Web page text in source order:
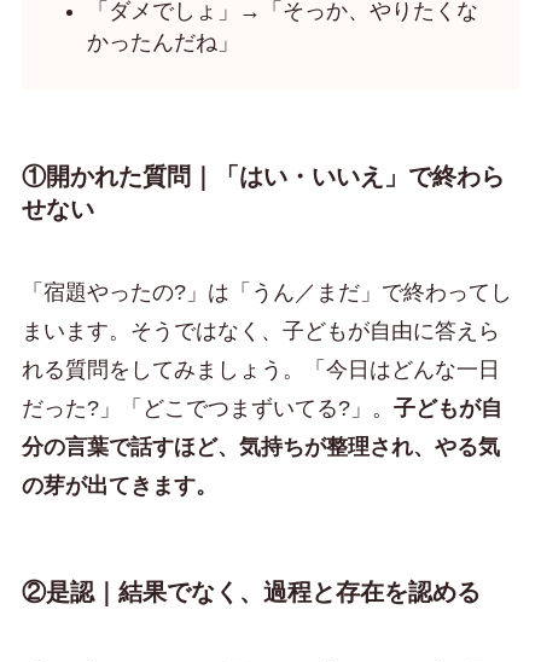
「ダメでしょ」→「そっか、やりたくな
かったんだね」
①開かれた質問｜「はい・いいえ」で終わら
せない
「宿題やったの?」は「うん／まだ」で終わってし
まいます。そうではなく、子どもが自由に答えら
れる質問をしてみましょう。「今日はどんな一日
だった?」「どこでつまずいてる?」。 子どもが自
分の言葉で話すほど、気持ちが整理され、やる気
の芽が出てきます。
②是認｜結果でなく、過程と存在を認める